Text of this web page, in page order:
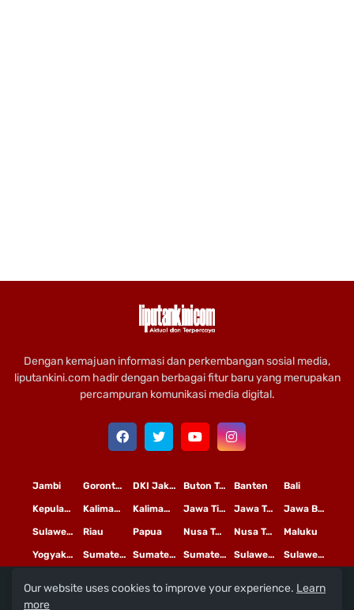
Dengan kemajuan informasi dan perkembangan sosial media,
liputankini.com hadir dengan berbagai fitur baru yang merupakan
percampuran komunikasi media digital.
Bali
Banten
Buton Tengah
DKI Jakarta
Gorontalo
Jambi
Jawa Barat
Jawa Tengah
Jawa Timur
Kalimantan Tengah
Kalimantan Timur
Kepulauan Riau
Maluku
Nusa Tenggara Barat
Nusa Tenggara Timur
Papua
Riau
Sulawesi Selatan
Sulawesi Tengah
Sulawesi Utara
Sumatera Barat
Sumatera Selatan
Sumatera Utara
Yogyakarta
Copyright© 2020 PTLiputan Kini Mediatama
Our website uses cookies to improve your experience. Learn
more